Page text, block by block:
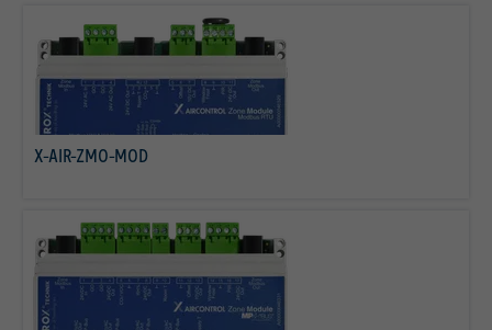
X-AIR-ZMO-MOD